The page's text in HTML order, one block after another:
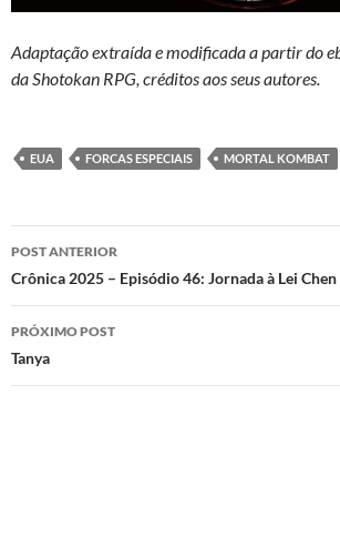
Adaptação extraída e modificada a partir do
da Shotokan RPG, créditos aos seus autores.
EUA FORCAS ESPECIAIS MORTAL KOMBAT
Navegação
de
posts
POST ANTERIOR
Crônica 2025 – Episódio 46: Jornada à Lei Chen
PRÓXIMO POST
Tanya